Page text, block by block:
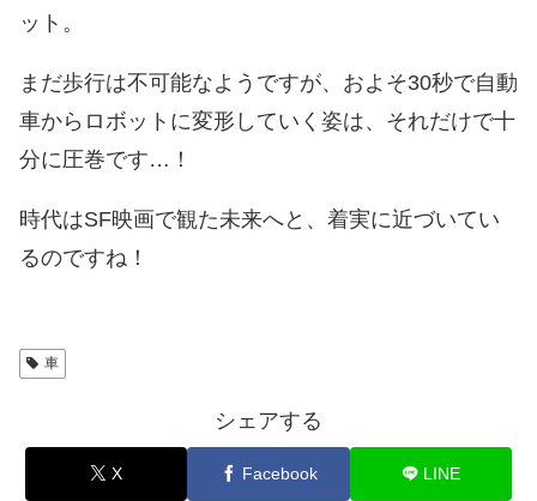
ット。
まだ歩行は不可能なようですが、およそ30秒で自動
車からロボットに変形していく姿は、それだけで十
分に圧巻です…！
時代はSF映画で観た未来へと、着実に近づいてい
るのですね！
車
シェアする
X Facebook LINE